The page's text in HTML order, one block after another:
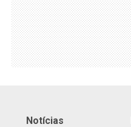
Notícias